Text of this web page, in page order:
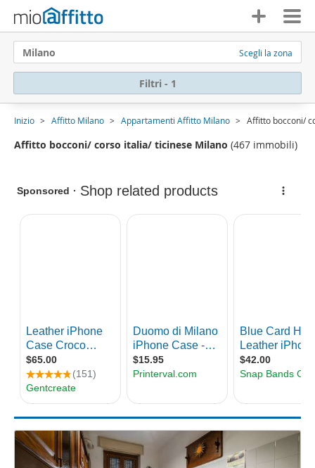
Milano Scegli la zona
Filtri - 1
Inizio Affitto Milano Appartamenti Affitto Milano Affitto bocconi/
Affitto bocconi/ corso italia/ ticinese Milano (467 immobili)